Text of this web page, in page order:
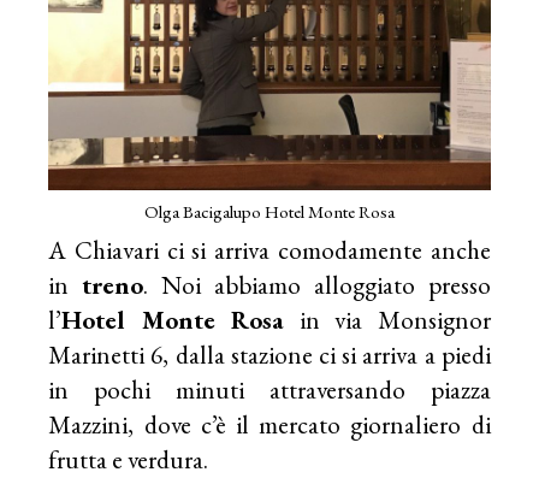
Olga Bacigalupo Hotel Monte Rosa
A Chiavari ci si arriva comodamente anche
intreno. Noi abbiamo alloggiato presso
l’Hotel Monte Rosa in via Monsignor
Marinetti 6, dalla stazione ci si arriva a piedi
in pochi minuti attraversando piazza
Mazzini, dove c’è il mercato giornaliero di
frutta e verdura.